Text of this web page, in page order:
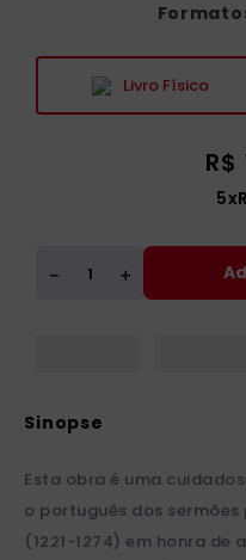
Livro Físico
R$
5x
＋
－
Esta obra é uma
o português dos
(1221-1274) em honra